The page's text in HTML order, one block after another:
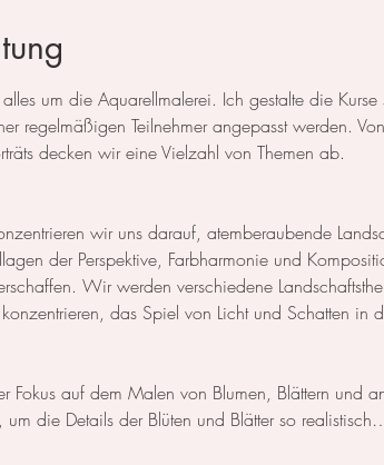
um die Aquarellmalerei. Ich gestalte die
regelmäßigen Teilnehmer angepasst werden.
decken wir eine Vielzahl von Themen ab.
wir uns darauf, atemberaubende
der Perspektive, Farbharmonie und
Wir werden verschiedene
das Spiel von Licht und Schatten in
Fokus auf dem Malen von Blumen, Blättern und
die Details der Blüten und Blätter so